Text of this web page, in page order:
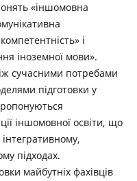
«іншомовна
і
іноземної мови».
сучасними потребами
підготовки у
іншомовної освіти, що
підходах.
майбутніх фахівців